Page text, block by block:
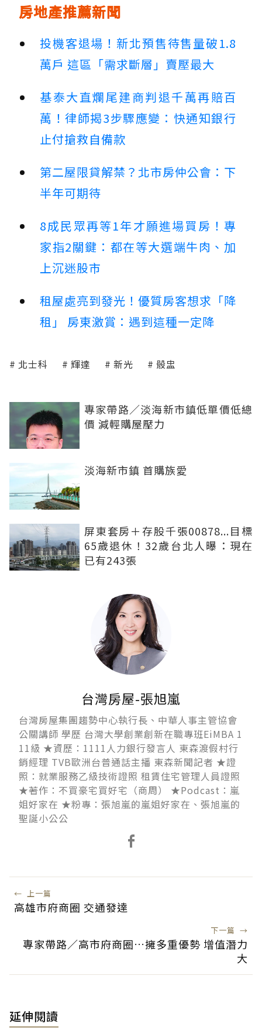
房地產推薦新聞
投機客退場！新北預售待售量破1.8
萬戶 這區「需求斷層」賣壓最大
基泰大直爛尾建商判退千萬再賠百
萬！律師揭3步驟應變：快通知銀行
止付搶救自備款
第二屋限貸解禁？北市房仲公會：下
半年可期待
8成民眾再等1年才願進場買房！專
家指2關鍵：都在等大選端牛肉、加
上沉迷股市
租屋處亮到發光！優質房客想求「降
租」 房東激賞：遇到這種一定降
北士科 輝達 新光 骰盅
專家帶路／淡海新市鎮低單價低總
價 減輕購屋壓力
淡海新市鎮 首購族愛
屏東套房＋存股千張00878...目標
65歲退休！32歲台北人曝：現在
已有243張
台灣房屋-張旭嵐
台灣房屋集團趨勢中心執行長、中華人事主管協會
公關講師 學歷 台灣大學創業創新在職專班EiMBA 1
11級 ★資歷：1111人力銀行發言人 東森渡假村行
銷經理 TVB歐洲台普通話主播 東森新聞記者 ★證
照：就業服務乙級技術證照 租賃住宅管理人員證照
★著作：不買豪宅買好宅（商周） ★Podcast：嵐
姐好家在 ★粉專：張旭嵐的嵐姐好家在、張旭嵐的
聖誕小公公
← 上一篇
高雄市府商圈 交通發達
下一篇 →
專家帶路／高市府商圈…擁多重優勢 增值潛力
大
延伸閱讀